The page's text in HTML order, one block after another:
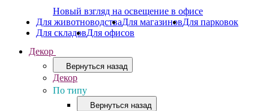
Новый взгляд на освещение в офисе
Для животноводстваДля магазиновДля парковок
Для складовДля офисов
Декор
Вернуться назад
Декор
По типу
Вернуться назад